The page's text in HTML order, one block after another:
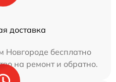
доставка
бесплатно
на ремонт и обратно.